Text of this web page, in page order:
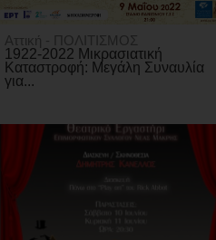
Αττική - ΠΟΛΙΤΙΣΜΟΣ
1922-2022 Μικρασιατική
Καταστροφή: Μεγάλη Συναυλία
για...